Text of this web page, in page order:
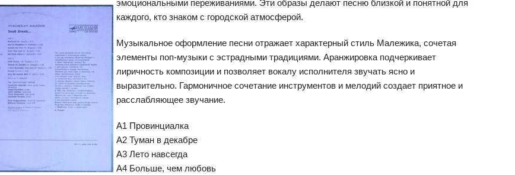
эмоциональными переживаниями. Эти образы делают песню близкой и понятной для
каждого, кто знаком с городской атмосферой.
Музыкальное оформление песни отражает характерный стиль Малежика, сочетая
элементы поп-музыки с эстрадными традициями. Аранжировка подчеркивает
лиричность композиции и позволяет вокалу исполнителя звучать ясно и
выразительно. Гармоничное сочетание инструментов и мелодий создает приятное и
расслабляющее звучание.
A1 Провинциалка
A2 Туман в декабре
A3 Лето навсегда
A4 Больше, чем любовь